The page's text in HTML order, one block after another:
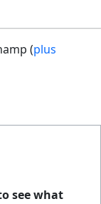
(plus
see what